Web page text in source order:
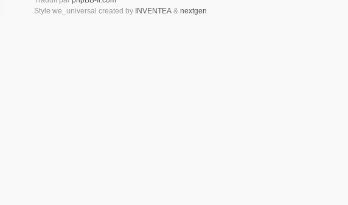
Style we_universal created by INVENTEA& nextgen